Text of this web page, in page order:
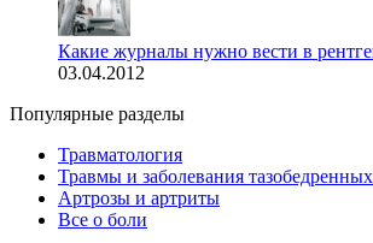
Какие журналы нужно вести в
03.04.2012
Популярные разделы
Травматология
Травмы и заболевания тазобедренных
Артрозы и артриты
Все о боли